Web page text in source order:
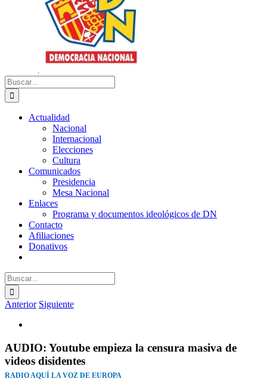
Buscar:
Actualidad
Nacional
Internacional
Elecciones
Cultura
Comunicados
Presidencia
Mesa Nacional
Enlaces
Programa y documentos ideológicos de DN
Contacto
Afiliaciones
Donativos
Buscar:
Anterior Siguiente
más
grande
AUDIO: Youtube empieza la censura masiva de
videos disidentes
RADIO AQUÍ LA VOZ DE EUROPA